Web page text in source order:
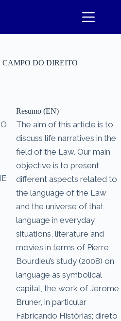
DO DIREITO
Resumo (EN)
The aim of this article is to
discuss life narratives in the
field of the Law. Our main
objective is to present
different aspects related to
the language of the Law
and the universe of that
language in everyday
situations, literature and
movies in terms of Pierre
Bourdieu’s study (2008) on
language as symbolical
capital, the work of Jerome
Bruner, in particular
Fabricando Histórias; direto